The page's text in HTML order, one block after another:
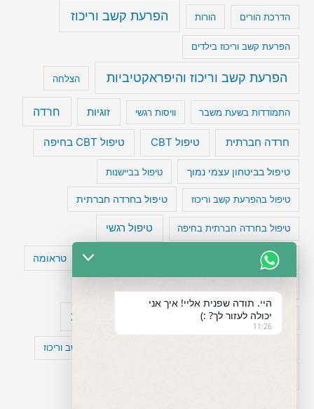
הדרכת הורים הורות הפרעת קשב וריכוז
הפרעת קשב וריכוז בילדים
הפרעת קשב וריכוז והיפראקטיביות הצלחה
התמודדות בשעת משבר וויסות רגשי זוגיות חרדה
חרדה חברתית טיפול CBT טיפול CBT בחיפה
טיפול בביטחון עצמי נמוך טיפול בביישנות
טיפול בהפרעת קשב וריכוז טיפול בחרדה חברתית
טיפול בחרדה חברתית בחיפה טיפול רגשי
טיפול תרופתי להפרעת קשב טעויות חשיבה טראומה
מפורסמים עם הפרעת קשב עיצות
קומורבידיות להפרעת קשב וריכוז
היי. תודה שפנית אליי! איך אני
יכולה לעזור לך? :)
11:26